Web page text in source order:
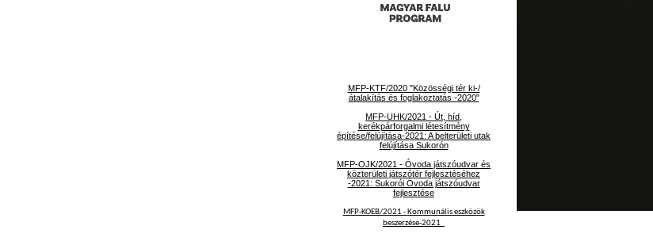
MFP-KTF/2020 "Közösségi tér ki-/
átalakítás és foglakoztatás -2020"
MFP-UHK/2021 - Út, híd,
kerékpárforgalmi létesítmény
építése/felújítása-2021: A belterületi utak
felújítása Sukorón
MFP-OJK/2021 - Óvoda játszóudvar és
közterületi játszótér fejlesztéséhez
-2021: Sukorói Óvoda játszóudvar
fejlesztése
MFP-KOEB/2021 - Kommunális eszközök
beszerzése-2021